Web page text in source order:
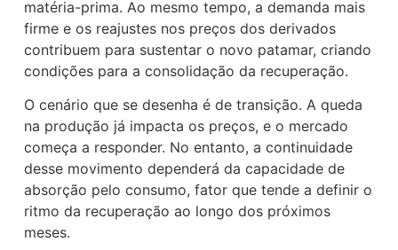
matéria-prima. Ao mesmo tempo, a demanda mais
firme e os reajustes nos preços dos derivados
contribuem para sustentar o novo patamar, criando
condições para a consolidação da recuperação.
O cenário que se desenha é de transição. A queda
na produção já impacta os preços, e o mercado
começa a responder. No entanto, a continuidade
desse movimento dependerá da capacidade de
absorção pelo consumo, fator que tende a definir o
ritmo da recuperação ao longo dos próximos
meses.